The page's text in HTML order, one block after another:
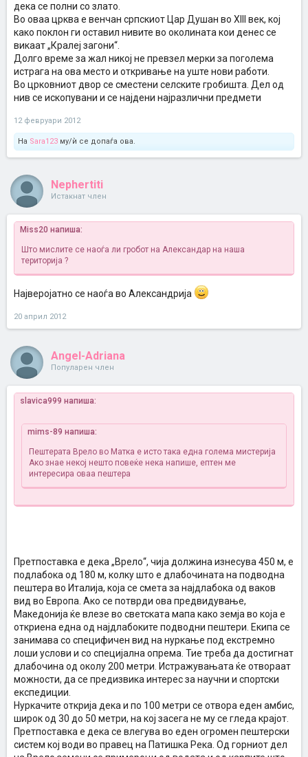
дека се полни со злато.
Во оваа црква е венчан српскиот Цар Душан во XIII век, кој
како поклон ги оставил нивите во околината кои денес се
викаат „Кралеј загони“.
Долго време за жал никој не превзел мерки за поголема
истрага на ова место и откривање на уште нови работи.
Во црковниот двор се сместени селските гробишта. Дел од
нив се ископувани и се најдени најразлични предмети
12 февруари 2012
На Sara123 му/ѝ се допаѓа ова.
Nephertiti
Истакнат член
Miss20 напиша:
Што мислите се наоѓа ли гробот на Александар на наша
територија ?
Најверојатно се наоѓа во Александрија
20 април 2012
Angel-Adriana
Популарен член
slavica999 напиша:
mims-89 напиша:
Пештерата Врело во Матка е исто така една голема мистерија
Ако знае некој нешто повеќе нека напише, ептен ме
интересира оваа пештера
Претпоставка е дека „Врело“, чија должина изнесува 450 м, е
подлабока од 180 м, колку што е длабочината на подводна
пештера во Италија, која се смета за најдлабока од ваков
вид во Европа. Ако се потврди ова предвидување,
Македонија ќе влезе во светската мапа како земја во која е
откриена една од најдлабоките подводни пештери. Екипа се
занимава со специфичен вид на нуркање под екстремно
лоши услови и со специјална опрема. Тие треба да достигнат
длабочина од околу 200 метри. Истражувањата ќе отвораат
можности, да се предизвика интерес за научни и спортски
експедиции.
Нуркачите открија дека и по 100 метри се отвора еден амбис,
широк од 30 до 50 метри, на кој засега не му се гледа крајот.
Претпоставка е дека се влегува во еден огромен пештерски
систем кој води во правец на Патишка Река. Од горниот дел